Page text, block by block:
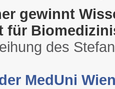
gewinnt
für
des
MedUni